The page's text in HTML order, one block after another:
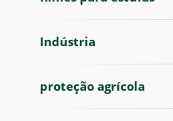
Indústria
proteção agrícola